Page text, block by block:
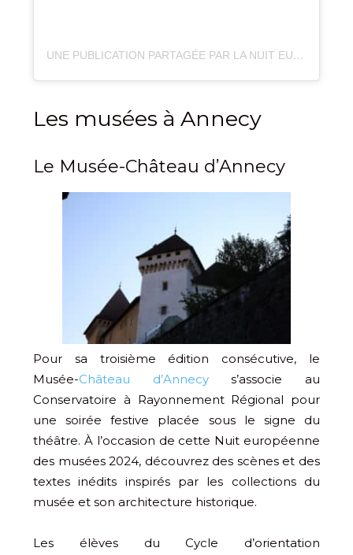
UNE PUBLICATION PARTAGÉE PAR LA NUIT EUROPÉENNE DES MUSÉES (@NUITDESMUSEES)
Les musées à Annecy
Le Musée-Château d’Annecy
Pour sa troisième édition consécutive, le
Musée-Château d’Annecys’associe au
Conservatoire à Rayonnement Régional pour
une soirée festive placée sous le signe du
théâtre. À l’occasion de cette Nuit européenne
des musées 2024, découvrez des scènes et des
textes inédits inspirés par les collections du
musée et son architecture historique.
Les élèves du Cycle d’orientation